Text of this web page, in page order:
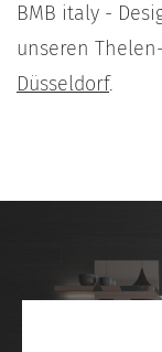
BMB italy -
unseren
Düsseldorf.